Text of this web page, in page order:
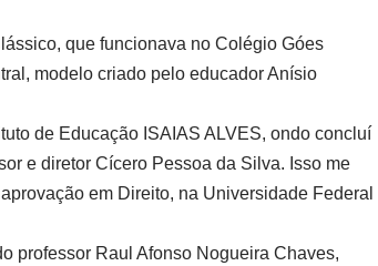
que funcionava no Colégio Góes
modelo criado pelo educador Anísio
de Educação ISAIAS ALVES, ondo concluí
e diretor Cícero Pessoa da Silva. Isso me
em Direito, na Universidade Federal
professor Raul Afonso Nogueira Chaves,